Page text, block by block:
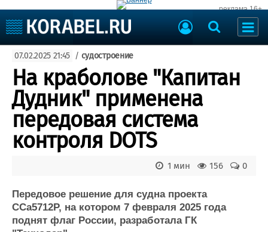
реклама 16+
Судоходство
Судоремонт
События
Пресс-релизы
Порты
Рыболовство
ВМФ
Образование
Яхты и катера
Еще
Пульс
Новости
Компании
Доска объявлений
Продажа флота
Оборудование
07.02.2025 21:45 / судостроение
На краболове "Капитан
Дудник" применена
передовая система
контроля DOTS
0
156
1 мин
Передовое решение для судна проекта
ССа5712P, на котором 7 февраля 2025 года
поднят флаг России, разработала ГК